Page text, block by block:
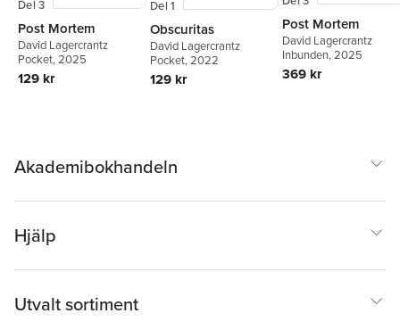
Del 3
Post Mortem
David Lagercrantz
Pocket, 2025
129 kr
Del 1
Obscuritas
David Lagercrantz
Pocket, 2022
129 kr
Post Mortem
David Lagercrantz
Inbunden, 2025
369 kr
Akademibokhandeln
Hjälp
Utvalt sortiment